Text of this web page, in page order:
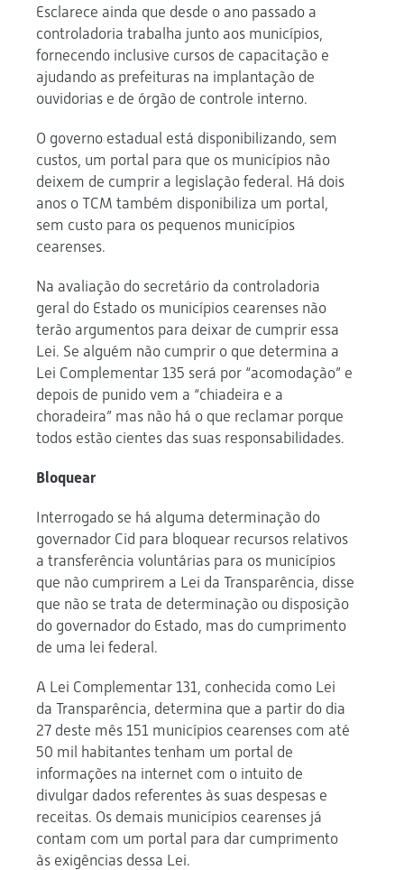
Esclarece ainda que desde o ano passado a
controladoria trabalha junto aos municípios,
fornecendo inclusive cursos de capacitação e
ajudando as prefeituras na implantação de
ouvidorias e de órgão de controle interno.
O governo estadual está disponibilizando, sem
custos, um portal para que os municípios não
deixem de cumprir a legislação federal. Há dois
anos o TCM também disponibiliza um portal,
sem custo para os pequenos municípios
cearenses.
Na avaliação do secretário da controladoria
geral do Estado os municípios cearenses não
terão argumentos para deixar de cumprir essa
Lei. Se alguém não cumprir o que determina a
Lei Complementar 135 será por “acomodação” e
depois de punido vem a “chiadeira e a
choradeira” mas não há o que reclamar porque
todos estão cientes das suas responsabilidades.
Bloquear
Interrogado se há alguma determinação do
governador Cid para bloquear recursos relativos
a transferência voluntárias para os municípios
que não cumprirem a Lei da Transparência, disse
que não se trata de determinação ou disposição
do governador do Estado, mas do cumprimento
de uma lei federal.
A Lei Complementar 131, conhecida como Lei
da Transparência, determina que a partir do dia
27 deste mês 151 municípios cearenses com até
50 mil habitantes tenham um portal de
informações na internet com o intuito de
divulgar dados referentes às suas despesas e
receitas. Os demais municípios cearenses já
contam com um portal para dar cumprimento
às exigências dessa Lei.